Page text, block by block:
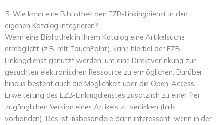
5. Wie kann eine Bibliothek den EZB-Linkingdienst in den
eigenen Katalog integrieren?
Wenn eine Bibliothek in ihrem Katalog eine Artikelsuche
ermöglicht (z.B. mit TouchPoint), kann hierbei der EZB-
Linkingdienst genutzt werden, um eine Direktverlinkung zur
gesuchten elektronischen Ressource zu ermöglichen. Darüber
hinaus besteht auch die Möglichkeit über die Open-Access-
Erweiterung des EZB-Linkingdienstes zusätzlich zu einer frei
zugänglichen Version eines Artikels zu verlinken (falls
vorhanden). Das ist insbesondere dann interessant, wenn in der